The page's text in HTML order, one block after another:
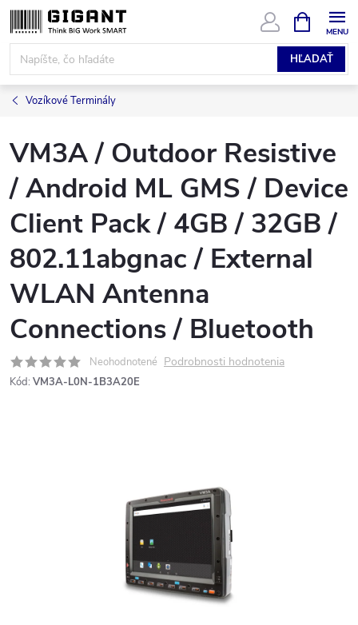
Prejsť
na
obsah
HĽADAŤ
KOŠÍK
Vozíkové Terminály
VM3A / Outdoor Resistive
/ Android ML GMS / Device
Client Pack / 4GB / 32GB /
802.11abgnac / External
WLAN Antenna
Connections / Bluetooth
Neohodnotené Podrobnosti hodnotenia
Kód: VM3A-L0N-1B3A20E